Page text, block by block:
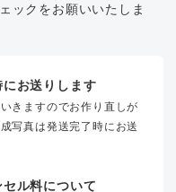
ックをお願いいたしま
お送りします
きますのでお作り直しが
写真は発送完了時にお送
ル料について